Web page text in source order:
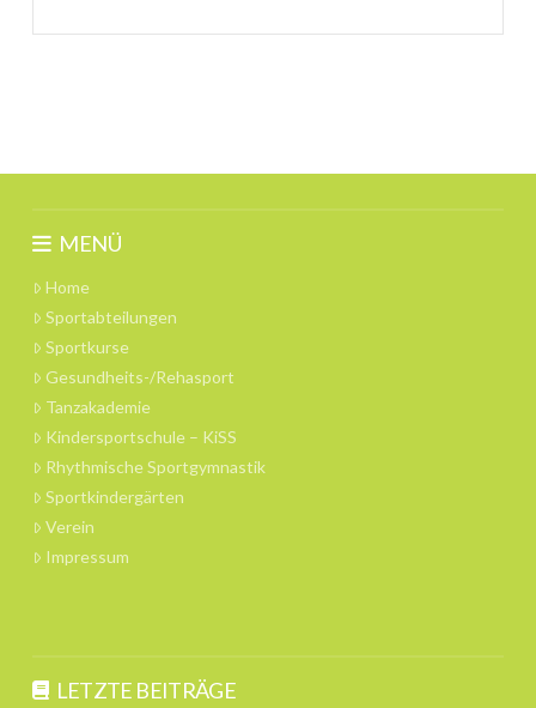
MENÜ
Home
Sportabteilungen
Sportkurse
Gesundheits-/Rehasport
Tanzakademie
Kindersportschule – KiSS
Rhythmische Sportgymnastik
Sportkindergärten
Verein
Impressum
LETZTE BEITRÄGE